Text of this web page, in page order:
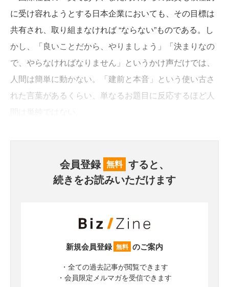
に受け容れようとする日本企業においても、その目標は
共有され、取り組まなければ “ならない”ものである。し
かし、「良いことだから、やりましょう」「決まりなの
で、やらなければなりません」というかけ声だけでは、
人間は簡単に動かない。「建前と本音」という使い古さ
れた言葉があるくらい、単なるお題目に反応するほど人
会員登録 無料 すると、
続きをお読みいただけます
新規会員登録 無料 のご案内
・全ての過去記事が閲覧できます
・会員限定メルマガを受信できます